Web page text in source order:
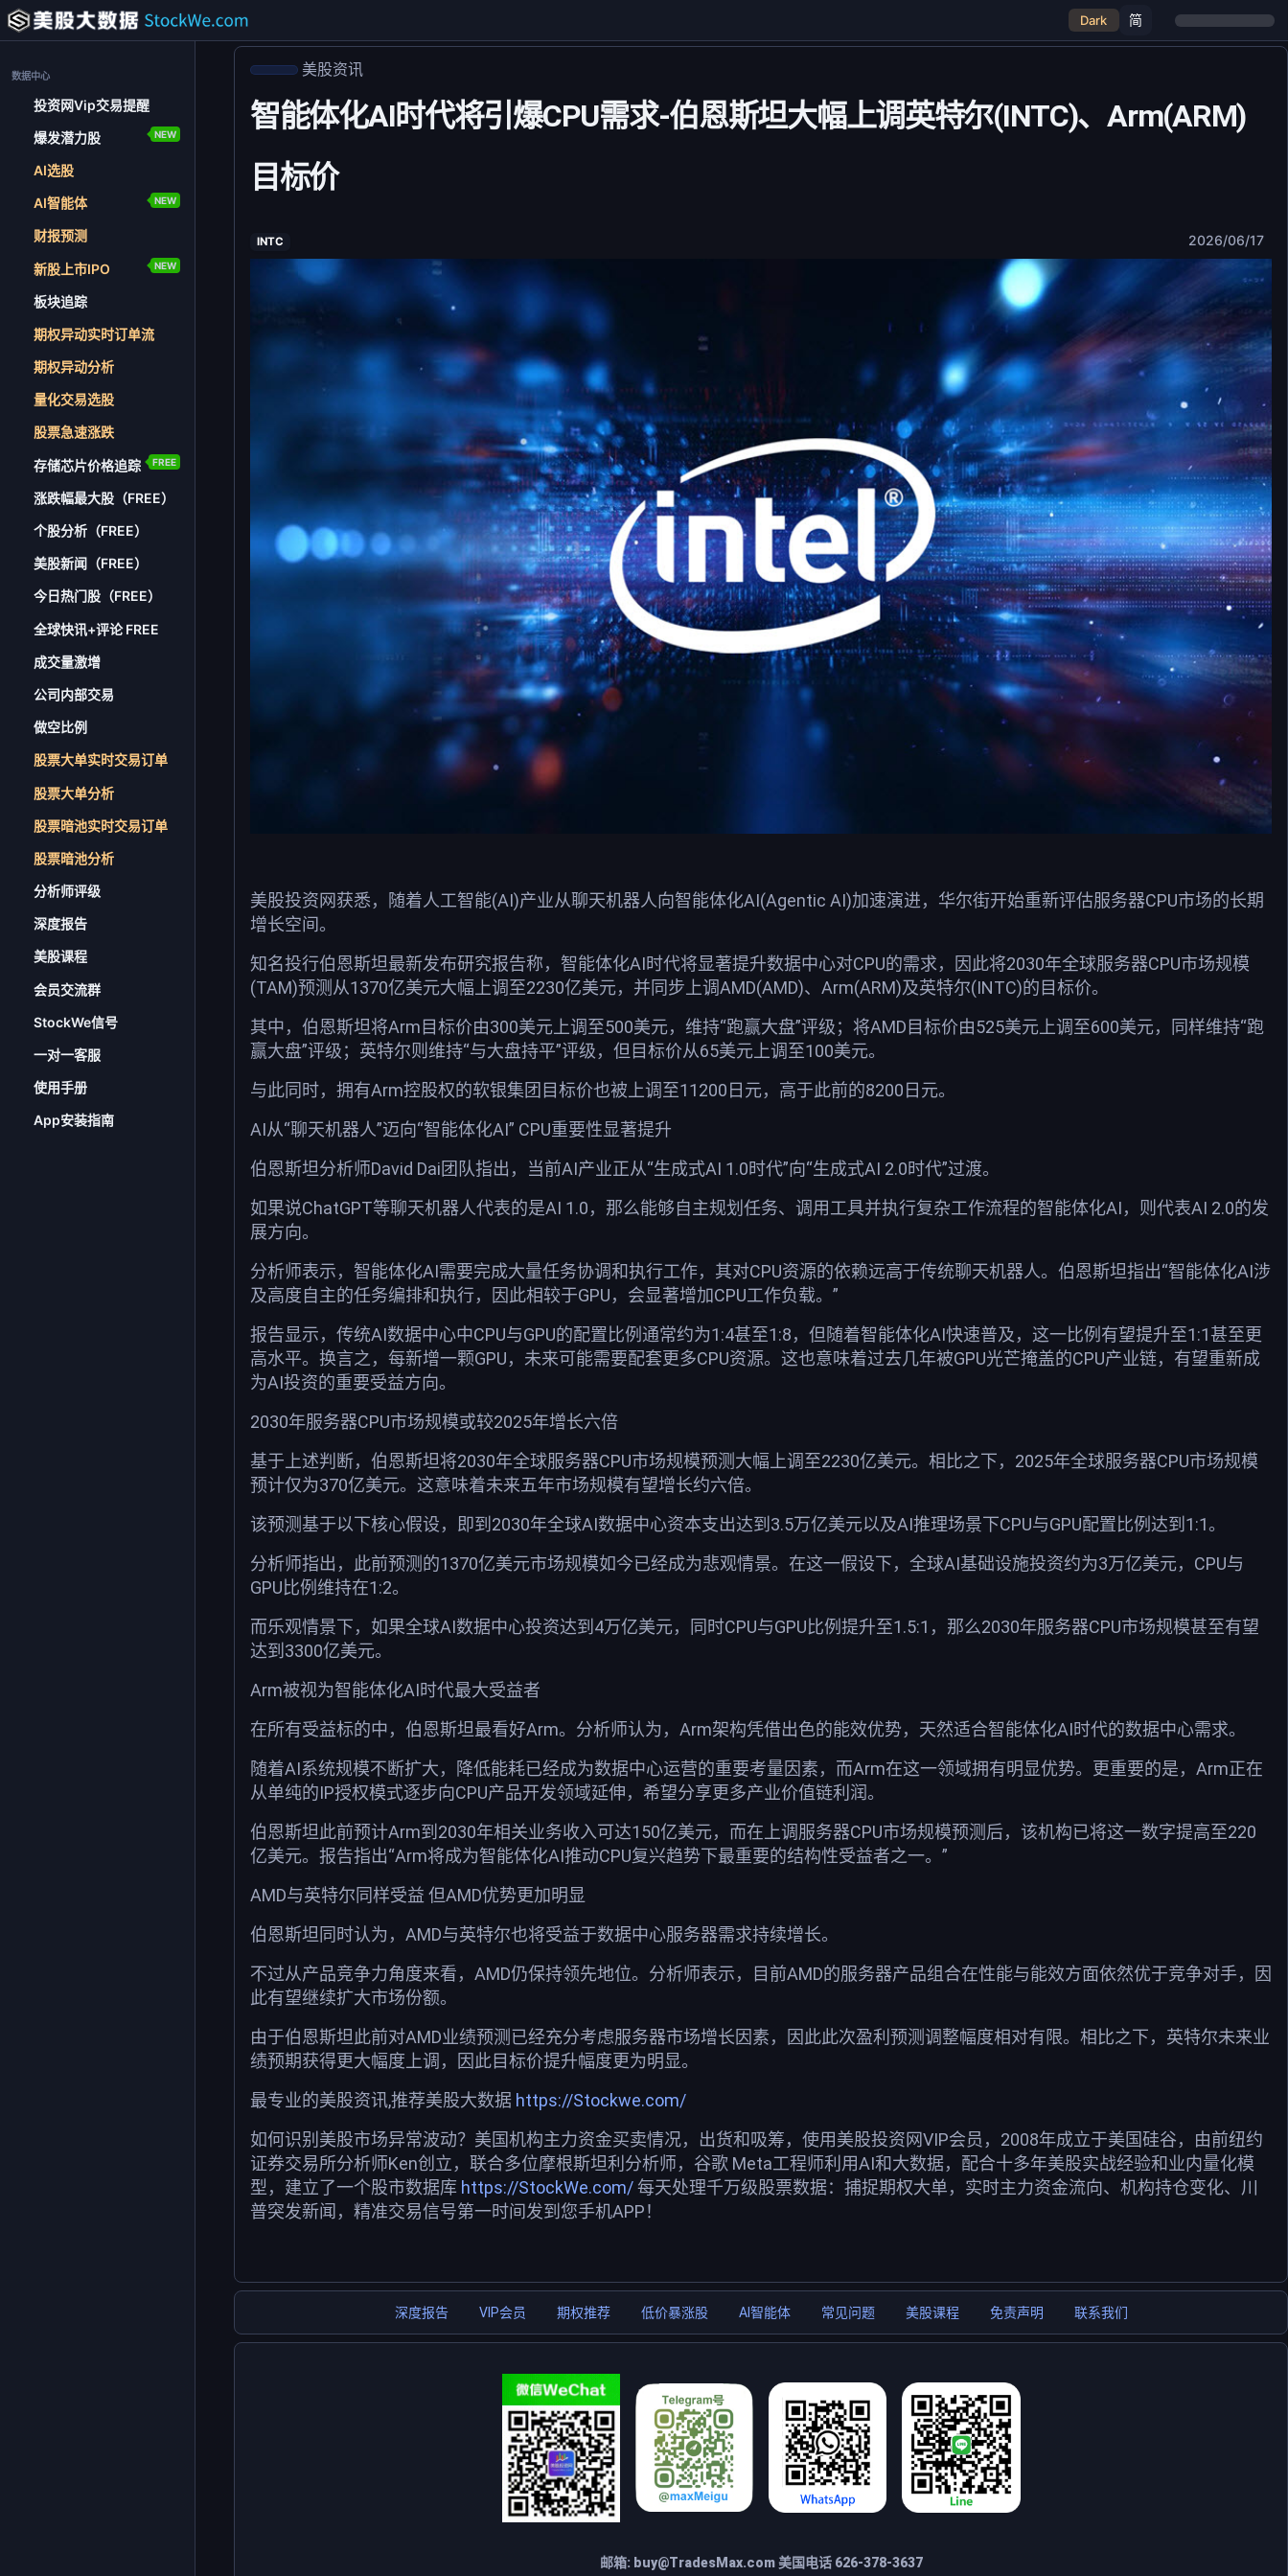
数据中心
投资网Vip交易提醒
爆发潜力股 NEW
AI选股
AI智能体 NEW
财报预测
新股上市IPO NEW
板块追踪
期权异动实时订单流
期权异动分析
量化交易选股
股票急速涨跌
存储芯片价格追踪 FREE
涨跌幅最大股（FREE）
个股分析（FREE）
美股新闻（FREE）
今日热门股（FREE）
全球快讯+评论 FREE
成交量激增
公司内部交易
做空比例
股票大单实时交易订单
股票大单分析
股票暗池实时交易订单
股票暗池分析
分析师评级
深度报告
美股课程
会员交流群
StockWe信号
一对一客服
使用手册
App安装指南
Dark 简
美股资讯
智能体化AI时代将引爆CPU需求-伯恩斯坦大幅上调英特尔(INTC)、Arm(ARM)
目标价
INTC 2026/06/17
美股投资网获悉，随着人工智能(AI)产业从聊天机器人向智能体化AI(Agentic AI)加速演进，华尔街开始重新评估服务器CPU市场的长期
增长空间。
知名投行伯恩斯坦最新发布研究报告称，智能体化AI时代将显著提升数据中心对CPU的需求，因此将2030年全球服务器CPU市场规模
(TAM)预测从1370亿美元大幅上调至2230亿美元，并同步上调AMD(AMD)、Arm(ARM)及英特尔(INTC)的目标价。
其中，伯恩斯坦将Arm目标价由300美元上调至500美元，维持“跑赢大盘”评级；将AMD目标价由525美元上调至600美元，同样维持“跑
赢大盘”评级；英特尔则维持“与大盘持平”评级，但目标价从65美元上调至100美元。
与此同时，拥有Arm控股权的软银集团目标价也被上调至11200日元，高于此前的8200日元。
AI从“聊天机器人”迈向“智能体化AI” CPU重要性显著提升
伯恩斯坦分析师David Dai团队指出，当前AI产业正从“生成式AI 1.0时代”向“生成式AI 2.0时代”过渡。
如果说ChatGPT等聊天机器人代表的是AI 1.0，那么能够自主规划任务、调用工具并执行复杂工作流程的智能体化AI，则代表AI 2.0的发
展方向。
分析师表示，智能体化AI需要完成大量任务协调和执行工作，其对CPU资源的依赖远高于传统聊天机器人。伯恩斯坦指出“智能体化AI涉
及高度自主的任务编排和执行，因此相较于GPU，会显著增加CPU工作负载。”
报告显示，传统AI数据中心中CPU与GPU的配置比例通常约为1:4甚至1:8，但随着智能体化AI快速普及，这一比例有望提升至1:1甚至更
高水平。换言之，每新增一颗GPU，未来可能需要配套更多CPU资源。这也意味着过去几年被GPU光芒掩盖的CPU产业链，有望重新成
为AI投资的重要受益方向。
2030年服务器CPU市场规模或较2025年增长六倍
基于上述判断，伯恩斯坦将2030年全球服务器CPU市场规模预测大幅上调至2230亿美元。相比之下，2025年全球服务器CPU市场规模
预计仅为370亿美元。这意味着未来五年市场规模有望增长约六倍。
该预测基于以下核心假设，即到2030年全球AI数据中心资本支出达到3.5万亿美元以及AI推理场景下CPU与GPU配置比例达到1:1。
分析师指出，此前预测的1370亿美元市场规模如今已经成为悲观情景。在这一假设下，全球AI基础设施投资约为3万亿美元，CPU与
GPU比例维持在1:2。
而乐观情景下，如果全球AI数据中心投资达到4万亿美元，同时CPU与GPU比例提升至1.5:1，那么2030年服务器CPU市场规模甚至有望
达到3300亿美元。
Arm被视为智能体化AI时代最大受益者
在所有受益标的中，伯恩斯坦最看好Arm。分析师认为，Arm架构凭借出色的能效优势，天然适合智能体化AI时代的数据中心需求。
随着AI系统规模不断扩大，降低能耗已经成为数据中心运营的重要考量因素，而Arm在这一领域拥有明显优势。更重要的是，Arm正在
从单纯的IP授权模式逐步向CPU产品开发领域延伸，希望分享更多产业价值链利润。
伯恩斯坦此前预计Arm到2030年相关业务收入可达150亿美元，而在上调服务器CPU市场规模预测后，该机构已将这一数字提高至220
亿美元。报告指出“Arm将成为智能体化AI推动CPU复兴趋势下最重要的结构性受益者之一。”
AMD与英特尔同样受益 但AMD优势更加明显
伯恩斯坦同时认为，AMD与英特尔也将受益于数据中心服务器需求持续增长。
不过从产品竞争力角度来看，AMD仍保持领先地位。分析师表示，目前AMD的服务器产品组合在性能与能效方面依然优于竞争对手，因
此有望继续扩大市场份额。
由于伯恩斯坦此前对AMD业绩预测已经充分考虑服务器市场增长因素，因此此次盈利预测调整幅度相对有限。相比之下，英特尔未来业
绩预期获得更大幅度上调，因此目标价提升幅度更为明显。
最专业的美股资讯,推荐美股大数据 https://Stockwe.com/
如何识别美股市场异常波动？美国机构主力资金买卖情况，出货和吸筹，使用美股投资网VIP会员，2008年成立于美国硅谷，由前纽约
证券交易所分析师Ken创立，联合多位摩根斯坦利分析师，谷歌 Meta工程师利用AI和大数据，配合十多年美股实战经验和业内量化模
型，建立了一个股市数据库 https://StockWe.com/每天处理千万级股票数据：捕捉期权大单，实时主力资金流向、机构持仓变化、川
普突发新闻，精准交易信号第一时间发到您手机APP！
深度报告 VIP会员 期权推荐 低价暴涨股 AI智能体 常见问题 美股课程 免责声明 联系我们
邮箱: buy@TradesMax.com美国电话 626-378-3637